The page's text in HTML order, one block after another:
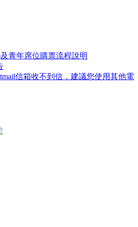
青年席位購票流程說明
信箱收不到信，建議您使用其他電